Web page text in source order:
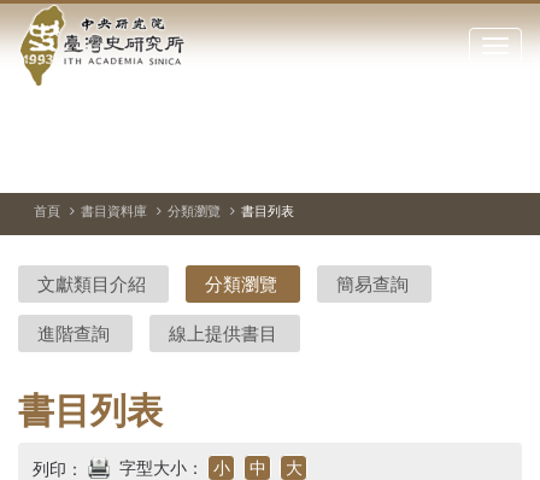
到中
央
院-
臺
灣
史
研
究
點
閉
站
停、
圖
圖
結
首頁 書目資料庫 分類瀏覽 書目列表
文獻類目介紹 分類瀏覽 簡易查詢
進階查詢 線上提供書目
書目列表
列印： 字型大小： 小 中 大